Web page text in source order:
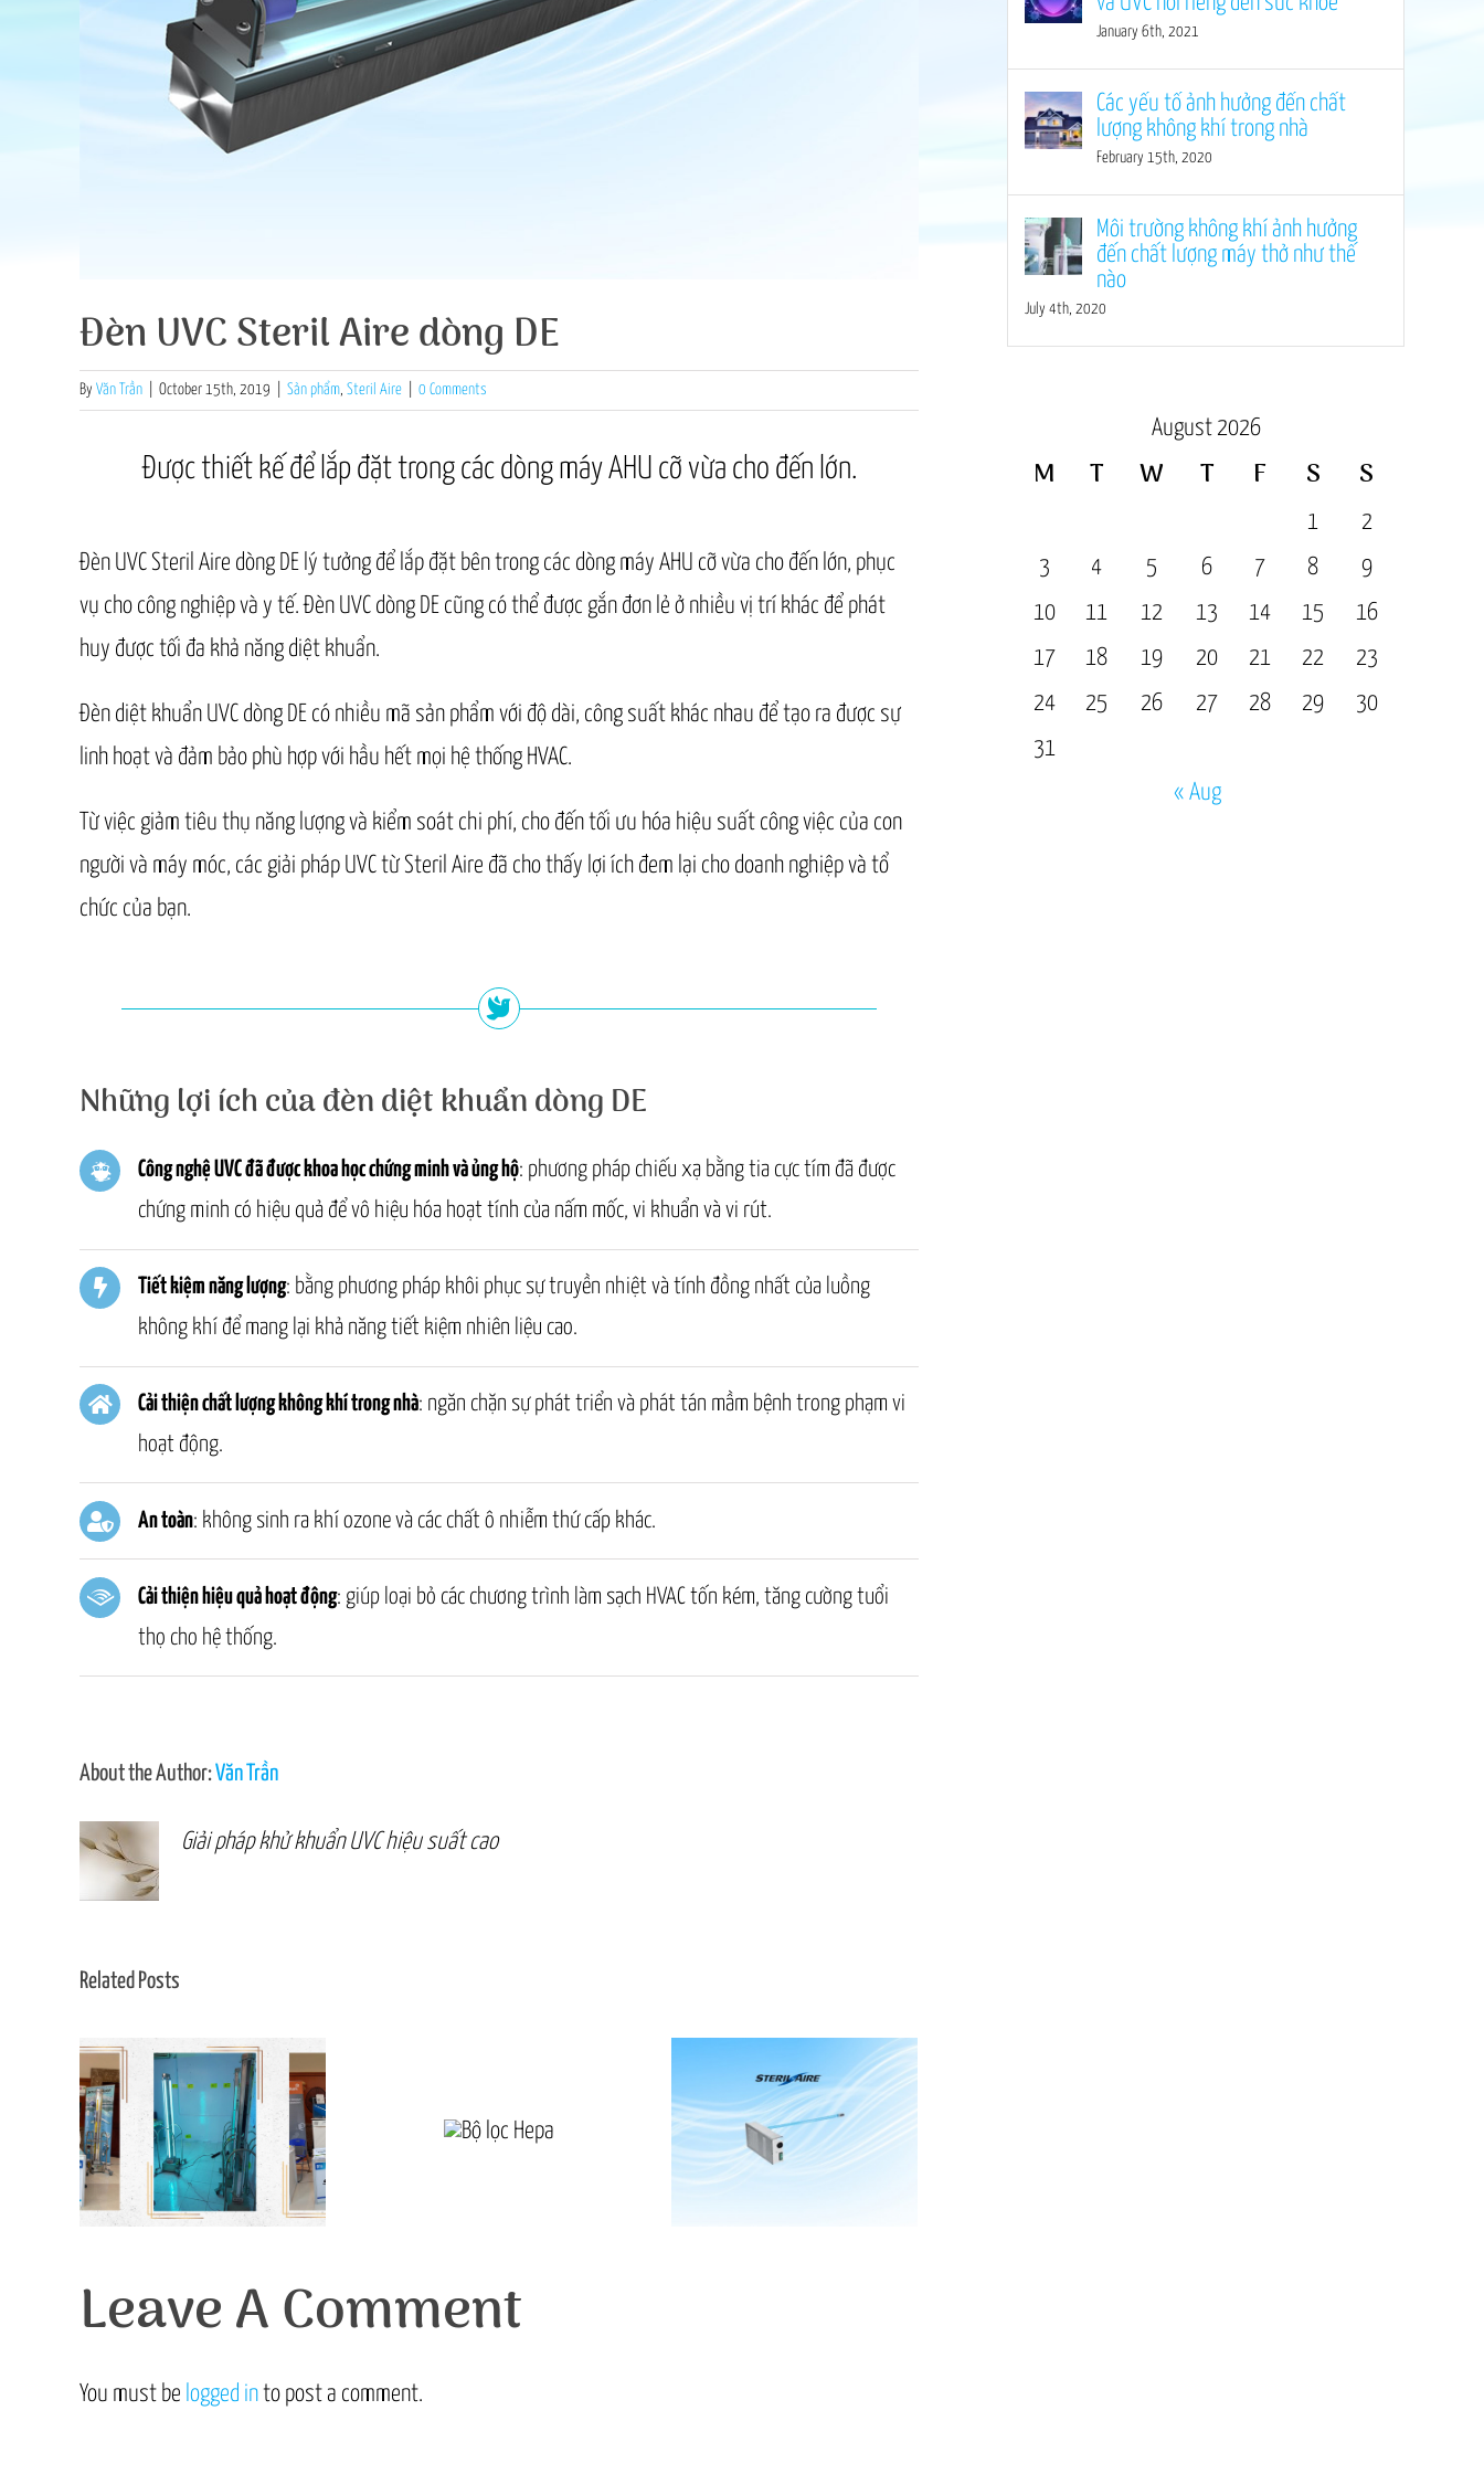
Đèn UVC Steril Aire dòng DE
By Văn Trần October 15th, 2019 Sản phẩm, Steril Aire 0 Comments
Được thiết kế để lắp đặt trong các dòng máy AHU cỡ vừa cho đến lớn.
Đèn UVC Steril Aire dòng DE lý tưởng để lắp đặt bên trong các dòng máy AHU cỡ vừa cho đến lớn, phục
vụ cho công nghiệp và y tế. Đèn UVC dòng DE cũng có thể được gắn đơn lẻ ở nhiều vị trí khác để phát
huy được tối đa khả năng diệt khuẩn.
Đèn diệt khuẩn UVC dòng DE có nhiều mã sản phẩm với độ dài, công suất khác nhau để tạo ra được sự
linh hoạt và đảm bảo phù hợp với hầu hết mọi hệ thống HVAC.
Từ việc giảm tiêu thụ năng lượng và kiểm soát chi phí, cho đến tối ưu hóa hiệu suất công việc của con
người và máy móc, các giải pháp UVC từ Steril Aire đã cho thấy lợi ích đem lại cho doanh nghiệp và tổ
chức của bạn.
Những lợi ích của đèn diệt khuẩn dòng DE
Công nghệ UVC đã được khoa học chứng minh và ủng hộ: phương pháp chiếu xạ bằng tia cực tím đã được
chứng minh có hiệu quả để vô hiệu hóa hoạt tính của nấm mốc, vi khuẩn và vi rút.
Tiết kiệm năng lượng: bằng phương pháp khôi phục sự truyền nhiệt và tính đồng nhất của luồng
không khí để mang lại khả năng tiết kiệm nhiên liệu cao.
Cải thiện chất lượng không khí trong nhà: ngăn chặn sự phát triển và phát tán mầm bệnh trong phạm vi
hoạt động.
An toàn: không sinh ra khí ozone và các chất ô nhiễm thứ cấp khác.
Cải thiện hiệu quả hoạt động: giúp loại bỏ các chương trình làm sạch HVAC tốn kém, tăng cường tuổi
thọ cho hệ thống.
About the Author:Văn Trần
Giải pháp khử khuẩn UVC hiệu suất cao
Related Posts
khuẩn trong phòng
Bộ lọc
Leave A Comment
You must be logged into post a comment.
January 6th, 2021
Các yếu tố ảnh hưởng đến chất
lượng không khí trong nhà
February 15th, 2020
Môi trường không khí ảnh hưởng
đến chất lượng máy thở như thế
nào
July 4th, 2020
August 2026
M T W T F S S
1
2
3
4 5 6 7 8
9
10
11 12 13 14 15
16
17
18 19 20 21 22
23
24
25 26 27 28 29
30
31
« Aug